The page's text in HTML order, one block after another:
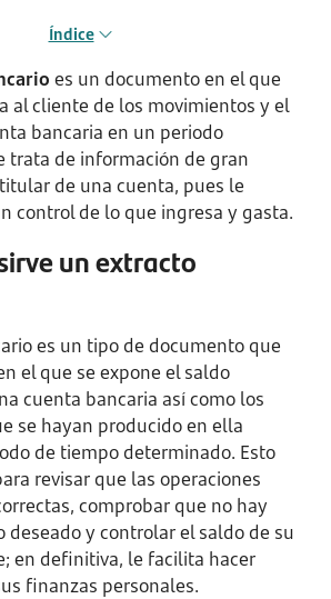
Índice
es un documento en el que
al cliente de los movimientos y el
bancaria en un periodo
trata de información de gran
de una cuenta, pues le
control de lo que ingresa y gasta.
un extracto
es un tipo de documento que
el que se expone el saldo
cuenta bancaria así como los
se hayan producido en ella
de tiempo determinado. Esto
revisar que las operaciones
comprobar que no hay
deseado y controlar el saldo de su
en definitiva, le facilita hacer
finanzas personales.